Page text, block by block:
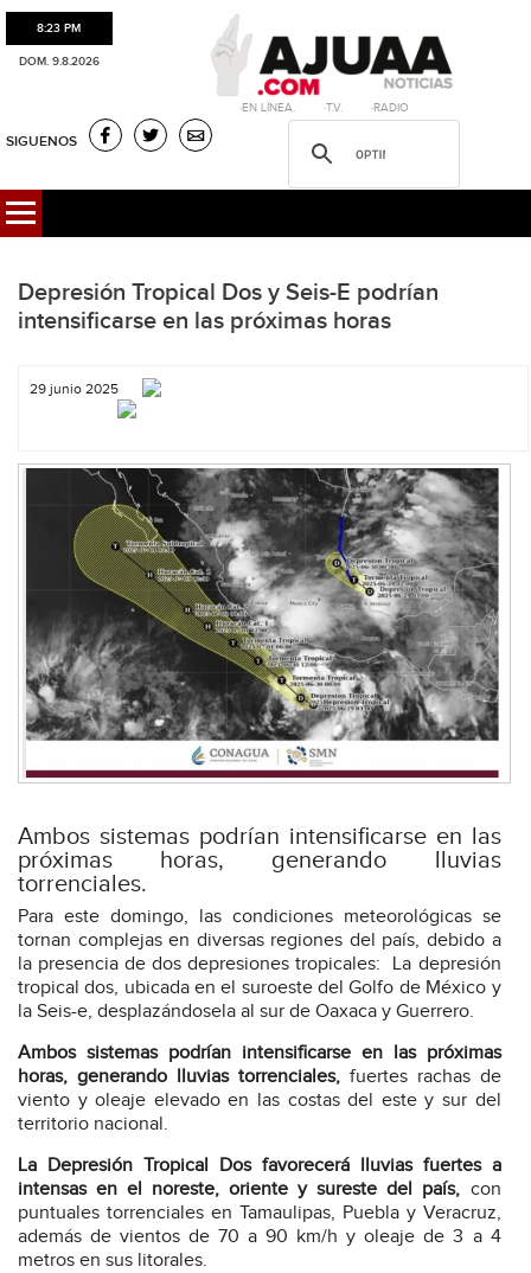
8:23 PM
DOM. 9.8.2026
·EN LÍNEA. ·T.V. ·RADIO
SIGUENOS
Depresión Tropical Dos y Seis-E podrían
intensificarse en las próximas horas
29 junio 2025
Ambos sistemas podrían intensificarse en las
próximas horas, generando lluvias
torrenciales.
Para este domingo, las condiciones meteorológicas se
tornan complejas en diversas regiones del país, debido a
la presencia de dos depresiones tropicales: La depresión
tropical dos, ubicada en el suroeste del Golfo de México y
la Seis-e, desplazándosela al sur de Oaxaca y Guerrero.
Ambos sistemas podrían intensificarse en las próximas
horas, generando lluvias torrenciales,fuertes rachas de
viento y oleaje elevado en las costas del este y sur del
territorio nacional.
La Depresión Tropical Dos favorecerá lluvias fuertes a
intensas en el noreste, oriente y sureste del país, con
puntuales torrenciales en Tamaulipas, Puebla y Veracruz,
además de vientos de 70 a 90 km/h y oleaje de 3 a 4
metros en sus litorales.